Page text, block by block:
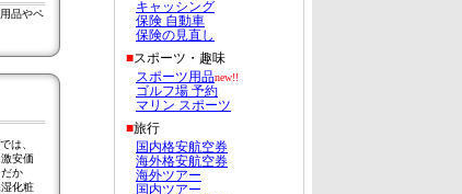
品やペ
は、
安価
か
化粧